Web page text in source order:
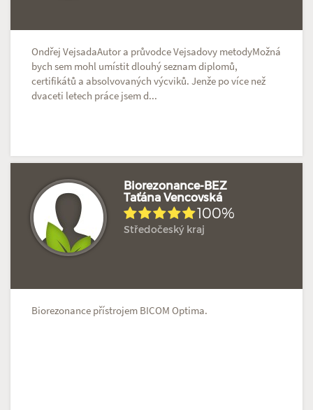
Ondřej VejsadaAutor a průvodce Vejsadovy metodyMožná
bych sem mohl umístit dlouhý seznam diplomů,
certifikátů a absolvovaných výcviků. Jenže po více než
dvaceti letech práce jsem d...
Biorezonance-BEZ
Taťána Vencovská
100%
Středočeský kraj
Biorezonance přístrojem BICOM Optima.
Hodnoceno: 3× Profil terapeuta